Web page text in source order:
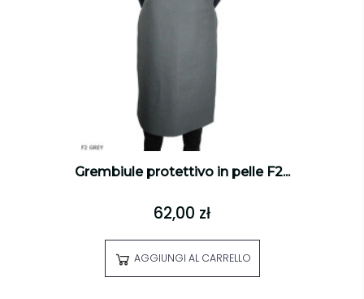
Grembiule protettivo in pelle F2...
62,00 zł
AGGIUNGI AL CARRELLO